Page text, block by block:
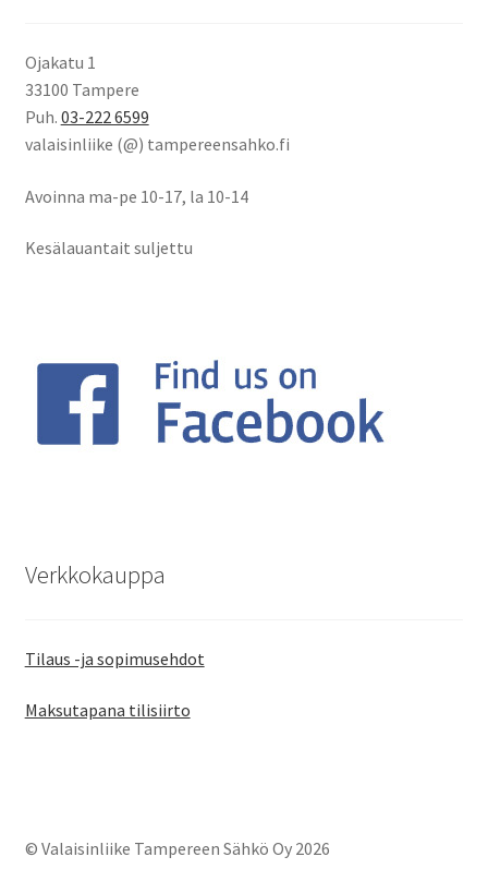
Ojakatu 1
33100 Tampere
Puh. 03-222 6599
valaisinliike (@) tampereensahko.fi
Avoinna ma-pe 10-17, la 10-14
Kesälauantait suljettu
Verkkokauppa
Tilaus -ja sopimusehdot
Maksutapana tilisiirto
© Valaisinliike Tampereen Sähkö Oy 2026